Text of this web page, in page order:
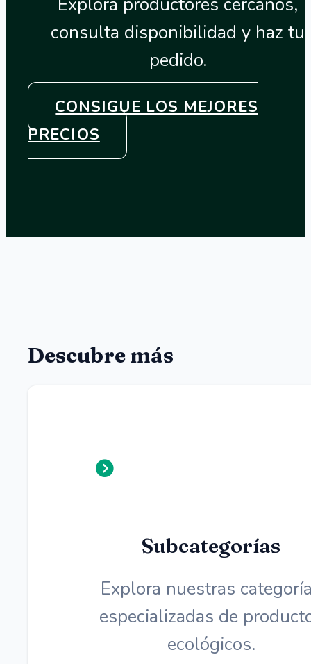
consulta disponibilidad y haz tu
pedido.
CONSIGUE LOS MEJORES
PRECIOS
Descubre más
Subcategorías
Explora nuestras
especializadas de
ecológicos.